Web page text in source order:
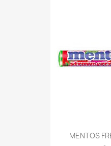
MENTOS